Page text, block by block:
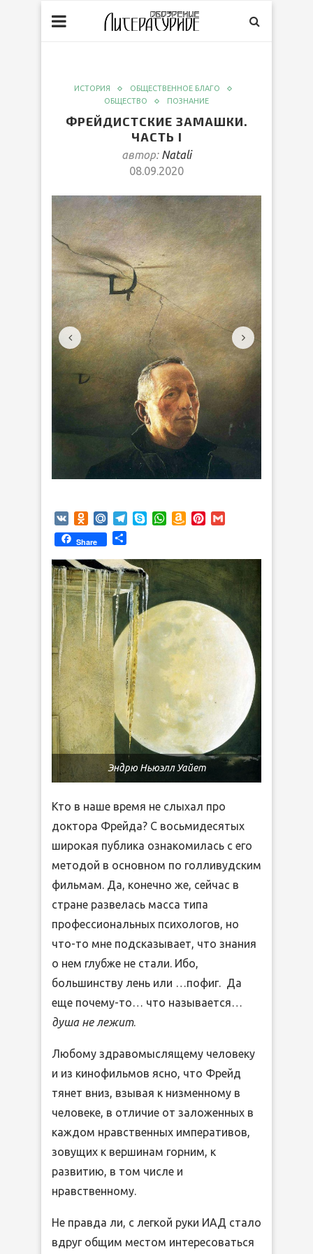
ИСТОРИЯ
ОБЩЕСТВЕННОЕ БЛАГО
ОБЩЕСТВО
ПОЗНАНИЕ
ФРЕЙДИСТСКИЕ ЗАМАШКИ.
ЧАСТЬ I
автор: Natali
08.09.2020
VK Odnoklassniki
Mail.RuTelegram
SkypeWhatsApp
AmazonPinterest
Share
Эндрю Ньюэлл Уайет
Кто в наше время не слыхал про
доктора Фрейда? С восьмидесятых
широкая публика ознакомилась с его
методой в основном по голливудским
фильмам. Да, конечно же, сейчас в
стране развелась масса типа
профессиональных психологов, но
что-то мне подсказывает, что знания
о нем глубже не стали. Ибо,
большинству лень или …пофиг. Да
еще почему-то… что называется…
душа не лежит.
Любому здравомыслящему человеку
и из кинофильмов ясно, что Фрейд
тянет вниз, взывая к низменному в
человеке, в отличие от заложенных в
каждом нравственных императивов,
зовущих к вершинам горним, к
развитию, в том числе и
нравственному.
Не правда ли, с легкой руки ИАД стало
вдруг общим местом интересоваться